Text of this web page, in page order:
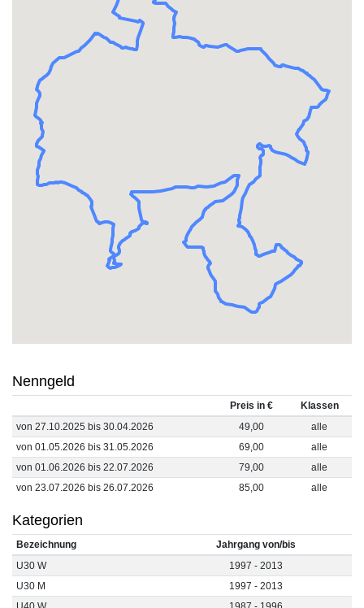
Nenngeld
Preis in €
Klassen
von 27.10.2025 bis 30.04.2026
49,00
alle
von 01.05.2026 bis 31.05.2026
69,00
alle
von 01.06.2026 bis 22.07.2026
79,00
alle
von 23.07.2026 bis 26.07.2026
85,00 alle
Kategorien
Bezeichnung
Jahrgang von/bis
U30 W
1997 - 2013
U30 M
1997 - 2013